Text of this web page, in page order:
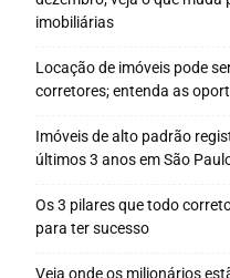
imobiliárias
Locação de imóveis pode
corretores; entenda as
Imóveis de alto padrão
últimos 3 anos em São
Os 3 pilares que todo
para ter sucesso
Veja onde os milionários